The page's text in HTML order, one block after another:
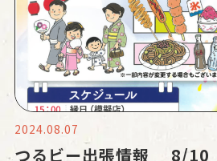
2024.08.07
つるビー出張情報 8/10